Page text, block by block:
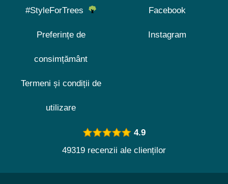
#StyleForTrees
Preferințe de
consimțământ
Termeni și condiții de
utilizare
Facebook
Instagram
4.9
49319 recenzii ale clienților